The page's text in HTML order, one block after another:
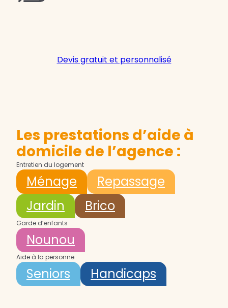
Devis gratuit et personnalisé
Les prestations d’aide à
domicile de l’agence :
Entretien du logement
Ménage
Repassage
Jardin
Brico
Garde d’enfants
Nounou
Aide à la personne
Seniors Handicaps